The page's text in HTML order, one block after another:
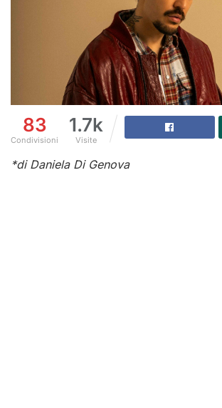
83
Condivisioni
1.7k
Visite
*di Daniela Di Genova